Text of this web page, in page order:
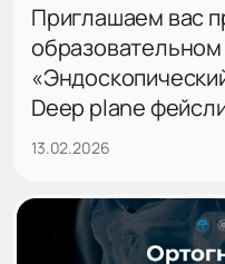
Приглашаем вас
Deep plane
13.02.2026